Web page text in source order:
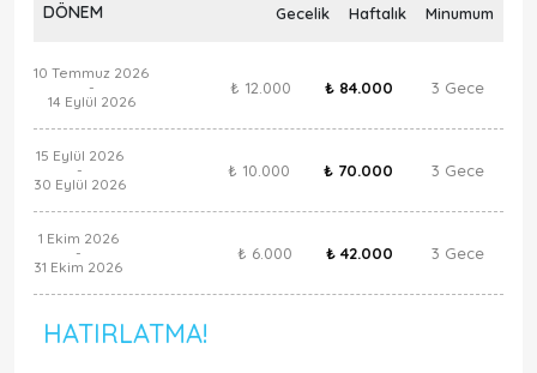
DÖNEM Gecelik Haftalık Minumum
10 Temmuz 2026
-
14 Eylül 2026
₺ 12.000 ₺ 84.000 3 Gece
15 Eylül 2026
-
30 Eylül 2026
₺ 10.000 ₺ 70.000 3 Gece
1 Ekim 2026
-
31 Ekim 2026
₺ 6.000 ₺ 42.000 3 Gece
HATIRLATMA!